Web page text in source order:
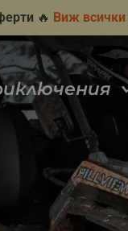
🔥 Виж всички